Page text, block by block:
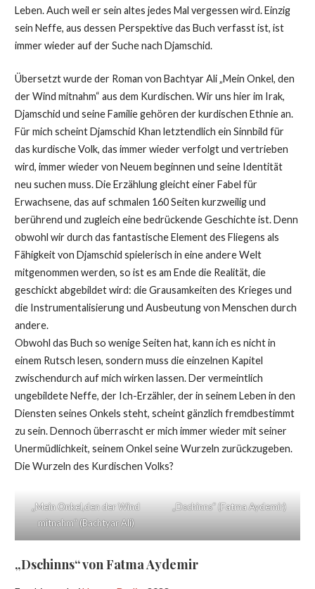
Leben. Auch weil er sein altes jedes Mal vergessen wird. Einzig
sein Neffe, aus dessen Perspektive das Buch verfasst ist, ist
immer wieder auf der Suche nach Djamschid.
Übersetzt wurde der Roman von Bachtyar Ali „Mein Onkel, den
der Wind mitnahm“ aus dem Kurdischen. Wir uns hier im Irak,
Djamschid und seine Familie gehören der kurdischen Ethnie an.
Für mich scheint Djamschid Khan letztendlich ein Sinnbild für
das kurdische Volk, das immer wieder verfolgt und vertrieben
wird, immer wieder von Neuem beginnen und seine Identität
neu suchen muss. Die Erzählung gleicht einer Fabel für
Erwachsene, das auf schmalen 160 Seiten kurzweilig und
berührend und zugleich eine bedrückende Geschichte ist. Denn
obwohl wir durch das fantastische Element des Fliegens als
Fähigkeit von Djamschid spielerisch in eine andere Welt
mitgenommen werden, so ist es am Ende die Realität, die
geschickt abgebildet wird: die Grausamkeiten des Krieges und
die Instrumentalisierung und Ausbeutung von Menschen durch
andere.
Obwohl das Buch so wenige Seiten hat, kann ich es nicht in
einem Rutsch lesen, sondern muss die einzelnen Kapitel
zwischendurch auf mich wirken lassen. Der vermeintlich
ungebildete Neffe, der Ich-Erzähler, der in seinem Leben in den
Diensten seines Onkels steht, scheint gänzlich fremdbestimmt
zu sein. Dennoch überrascht er mich immer wieder mit seiner
Unermüdlichkeit, seinem Onkel seine Wurzeln zurückzugeben.
Die Wurzeln des Kurdischen Volks?
„Mein Onkel,den der Wind
mitnahm“ (Bachtyar Ali)
„Dschinns“ (Fatma Aydemir)
„Dschinns“ von Fatma Aydemir